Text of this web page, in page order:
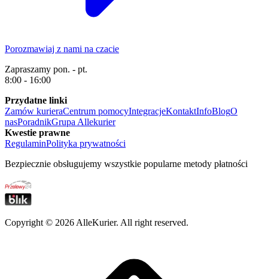
Porozmawiaj z nami na czacie
Zapraszamy pon. - pt.
8:00 - 16:00
Przydatne linki
Zamów kurieraCentrum pomocyIntegracjeKontaktInfoBlogO
nasPoradnikGrupa Allekurier
Kwestie prawne
RegulaminPolityka prywatności
Bezpiecznie obsługujemy wszystkie popularne metody płatności
Copyright © 2026 AlleKurier. All right reserved.